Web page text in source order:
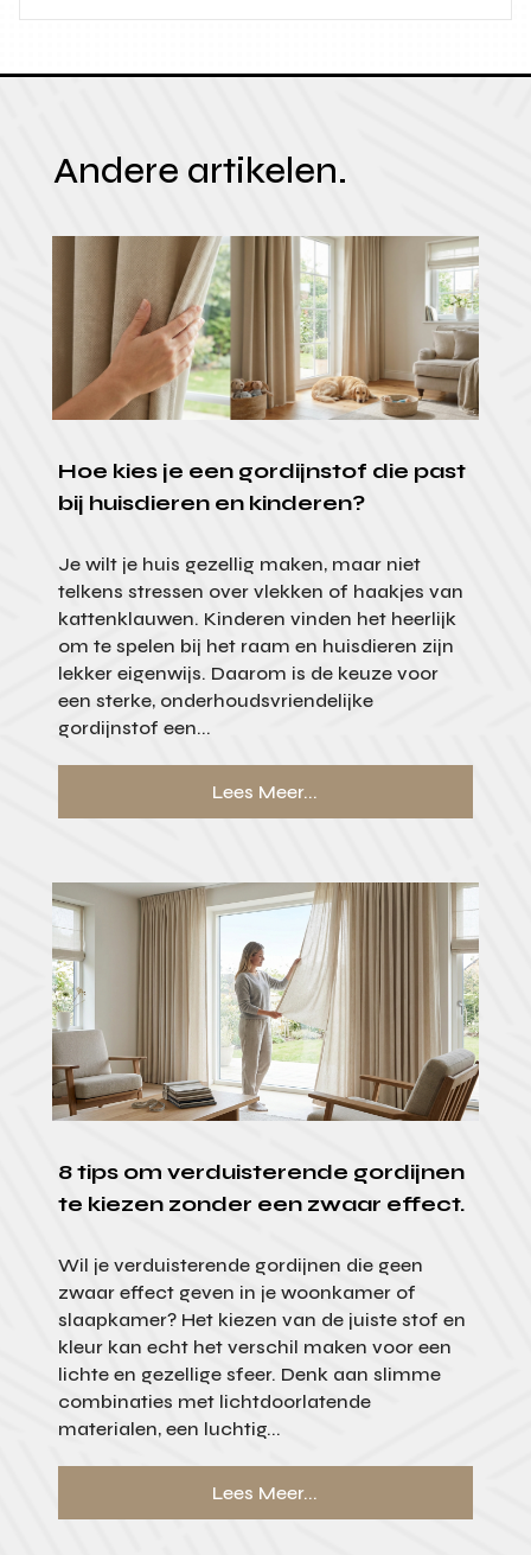
Andere artikelen.
Hoe kies je een gordijnstof die past
bij huisdieren en kinderen?
Je wilt je huis gezellig maken, maar niet
telkens stressen over vlekken of haakjes van
kattenklauwen. Kinderen vinden het heerlijk
om te spelen bij het raam en huisdieren zijn
lekker eigenwijs. Daarom is de keuze voor
een sterke, onderhoudsvriendelijke
gordijnstof een...
Lees Meer...
8 tips om verduisterende gordijnen
te kiezen zonder een zwaar effect.
Wil je verduisterende gordijnen die geen
zwaar effect geven in je woonkamer of
slaapkamer? Het kiezen van de juiste stof en
kleur kan echt het verschil maken voor een
lichte en gezellige sfeer. Denk aan slimme
combinaties met lichtdoorlatende
materialen, een luchtig...
Lees Meer...